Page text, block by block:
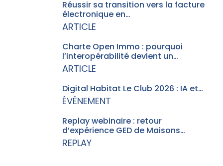
Réussir sa transition vers la facture
électronique en…
ARTICLE
Charte Open Immo : pourquoi
l’interopérabilité devient un…
ARTICLE
Digital Habitat Le Club 2026 : IA et…
ÉVÉNEMENT
Replay webinaire : retour
d’expérience GED de Maisons…
REPLAY